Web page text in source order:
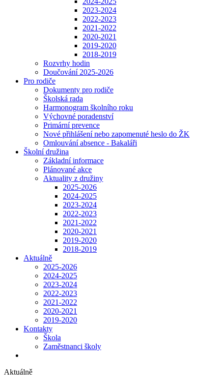
2023-2024
2022-2023
2021-2022
2020-2021
2019-2020
2018-2019
Rozvrhy hodin
Doučování 2025-2026
Pro rodiče
Dokumenty pro rodiče
Školská rada
Harmonogram školního roku
Výchovné poradenství
Primární prevence
Nové přihlášení nebo zapomenuté heslo do ŽK
Omlouvání absence - Bakaláři
Školní družina
Základní informace
Plánované akce
Aktuality z družiny
2025-2026
2024-2025
2023-2024
2022-2023
2021-2022
2020-2021
2019-2020
2018-2019
Aktuálně
2025-2026
2024-2025
2023-2024
2022-2023
2021-2022
2020-2021
2019-2020
Kontakty
Škola
Zaměstnanci školy
Aktuálně